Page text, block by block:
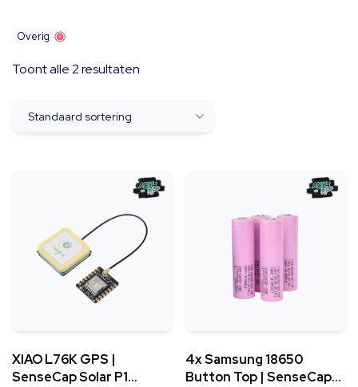
Overig
Toont alle 2 resultaten
XIAO L76K GPS |
SenseCap Solar P1
4x Samsung 18650
Button Top | SenseCap